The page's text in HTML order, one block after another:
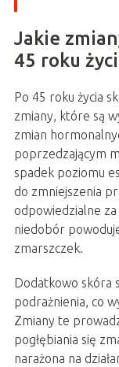
Jakie
45 roku
Po 45 roku życia
zmiany, które są
zmian
poprzedzającym
spadek poziomu
do zmniejszenia
odpowiedzialne
niedobór
zmarszczek.
Dodatkowo skóra
podrażnienia, co
Zmiany te
pogłębiania się
narażona na